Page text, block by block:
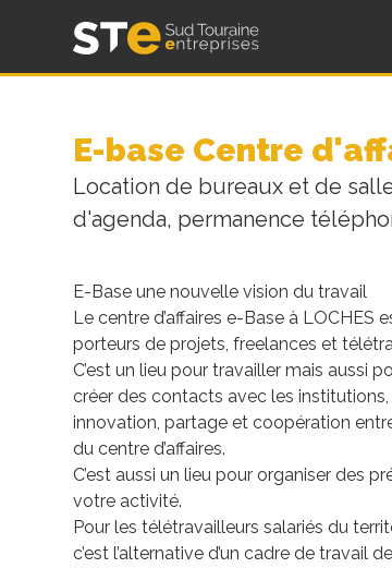
E-base Centre
Location de bureaux et de
d'agenda, permanence
E-Base une nouvelle vision du travail
Le centre d’affaires e-Base à LOCHES
porteurs de projets, freelances et
C’est un lieu pour travailler mais aussi
créer des contacts avec les
innovation, partage et coopération
du centre d’affaires.
C’est aussi un lieu pour organiser des
votre activité.
Pour les télétravailleurs salariés du
c’est l’alternative d’un cadre de travail